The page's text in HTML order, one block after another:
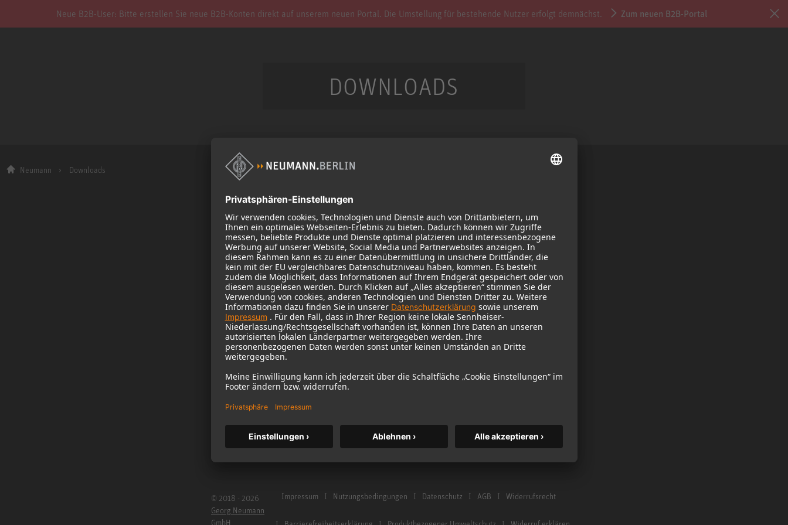
Neue B2B-User: Bitte erstellen Sie neue B2B-Konten direkt auf unserem neuen Portal. Die Umstellung für bestehende Nutzer erfolgt demnächst. Zum neuen B2B-Portal
DOWNLOADS
Neumann Downloads
Firma
Über uns
NEWS
Neumann im Home Studio
Newsletter Registrierung
Service
Downloads
Garantie
Service & Reparatur
Händler & Service Points
Glossar Mikrofone
Glossar Studiomonitore
Produkte
Mikrofone
Mikrofonzubehör
Studiomonitore
Studiomonitore Zubehör
Kopfhörer
Historische Mikrofone
© 2018 - 2026
Georg Neumann
GmbH
Impressum Nutzungsbedingungen Datenschutz AGB Widerrufsrecht